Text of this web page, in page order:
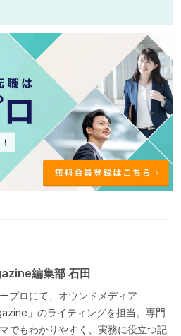
編集部 石田
プロにて、オウンドメディア
」のライティングを担当。専門
でもわかりやすく、実務に役立つ記